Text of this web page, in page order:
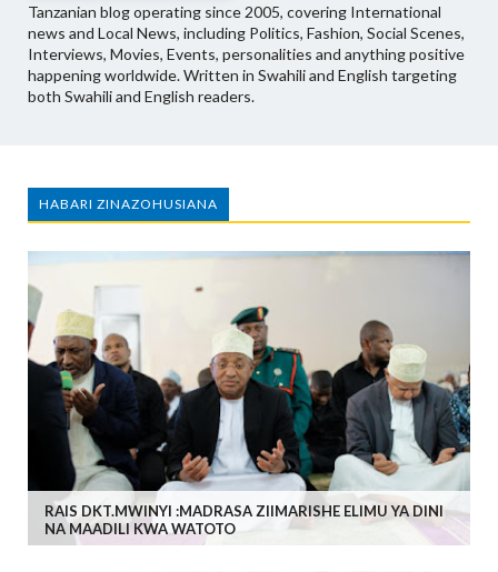
Tanzanian blog operating since 2005, covering International
news and Local News, including Politics, Fashion, Social Scenes,
Interviews, Movies, Events, personalities and anything positive
happening worldwide. Written in Swahili and English targeting
both Swahili and English readers.
HABARI ZINAZOHUSIANA
RAIS DKT.MWINYI :MADRASA ZIIMARISHE ELIMU YA DINI
NA MAADILI KWA WATOTO